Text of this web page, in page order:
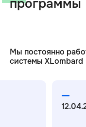
программы
Мы постоянно
системы XLombard